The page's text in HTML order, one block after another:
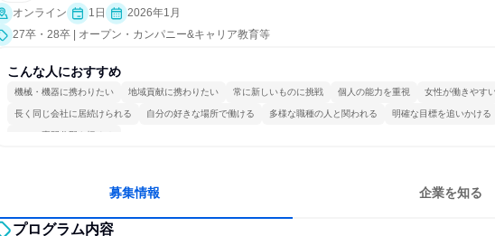
オンライン 1日
2026年1月
27卒・28卒 | オープン・カンパニー&キャリア教育等
こんな人におすすめ
機械・機器に携わりたい 地域貢献に携わりたい 常に新しいものに挑戦 個人の能力を重視 女性が働きやす
長く同じ会社に居続けられる 自分の好きな場所で働ける 多様な職種の人と関われる 明確な目標を追いかける
一つの専門分野を極める
募集情報 企業を知る
プログラム内容